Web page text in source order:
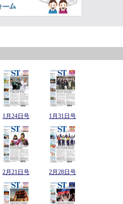
1月24日号 1月31日号
2月21日号 2月28日号